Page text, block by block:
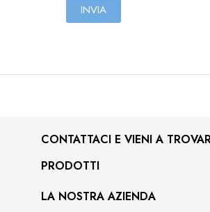
CONTATTACI E VIENI A
PRODOTTI
LA NOSTRA AZIENDA